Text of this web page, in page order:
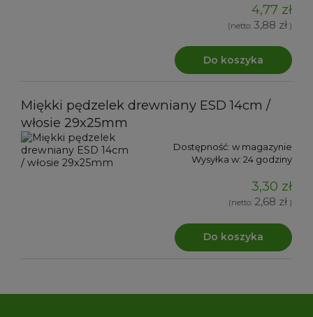
4,77 zł
(netto: 3,88 zł )
Do koszyka
Miękki pędzelek drewniany ESD 14cm /
włosie 29x25mm
Dostępność: w magazynie
Wysyłka w: 24 godziny
3,30 zł
(netto: 2,68 zł )
Do koszyka